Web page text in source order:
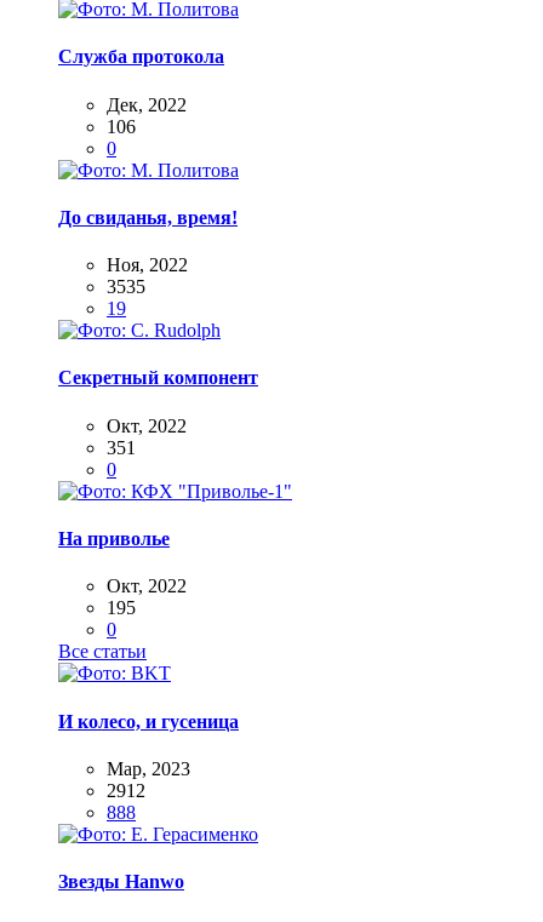
Служба протокола
Дек, 2022
106
0
До свиданья, время!
Ноя, 2022
3535
19
Секретный компонент
Окт, 2022
351
0
На приволье
Окт, 2022
195
0
Все статьи
И колесо, и гусеница
Мар, 2023
2912
888
Звезды Hanwo